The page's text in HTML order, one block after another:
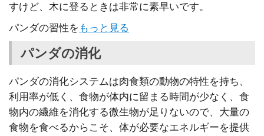
すけど、木に登るときは非常に素早いです。
パンダの習性を もっと見る
パンダの消化
パンダの消化システムは肉食類の動物の特性を持ち、
利用率が低く、食物が体内に留まる時間が少なく、食
物内の繊維を消化する微生物が足りないので、大量の
食物を食べるからこそ、体が必要なエネルギーを提供